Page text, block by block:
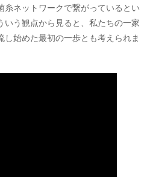
糸ネットワークで繋がっているとい
いう観点から見ると、私たちの一家
し始めた最初の一歩とも考えられま